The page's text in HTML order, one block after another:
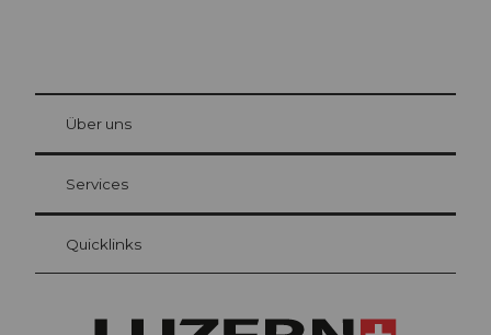
Gästekarte Luzern
Ihre Vorteile als Übernachtungsgast
at Bre
Über uns
Services
Quicklinks